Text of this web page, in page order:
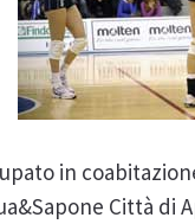
in
Città di